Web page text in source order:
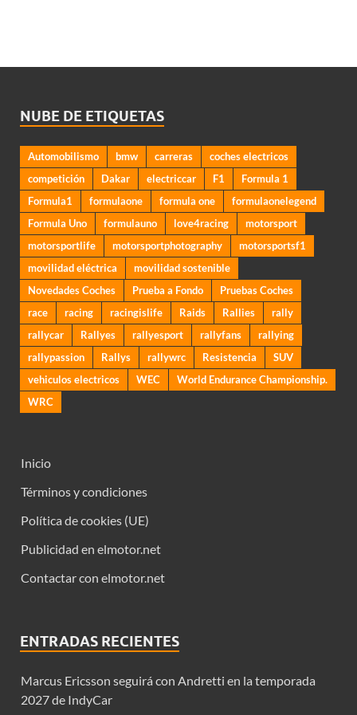
NUBE DE ETIQUETAS
Automobilismo bmw carreras
coches electricos
competición
Dakar electriccar F1
Formula 1
Formula1
formulaone formula one
formulaonelegend
Formula Uno
formulauno love4racing
motorsport
motorsportlife
motorsportphotography
motorsportsf1
movilidad eléctrica
movilidad sostenible
Novedades Coches
Prueba a Fondo
Pruebas Coches
race
racing racingislife Raids Rallies
rally
rallycar
Rallyes rallyesport rallyfans
rallying
rallypassion
Rallys rallywrc Resistencia
SUV
vehiculos electricos
WEC
World Endurance Championship.
WRC
Inicio
Términos y condiciones
Política de cookies (UE)
Publicidad en elmotor.net
Contactar con elmotor.net
ENTRADAS RECIENTES
Marcus Ericsson seguirá con Andretti en la temporada
2027 de IndyCar